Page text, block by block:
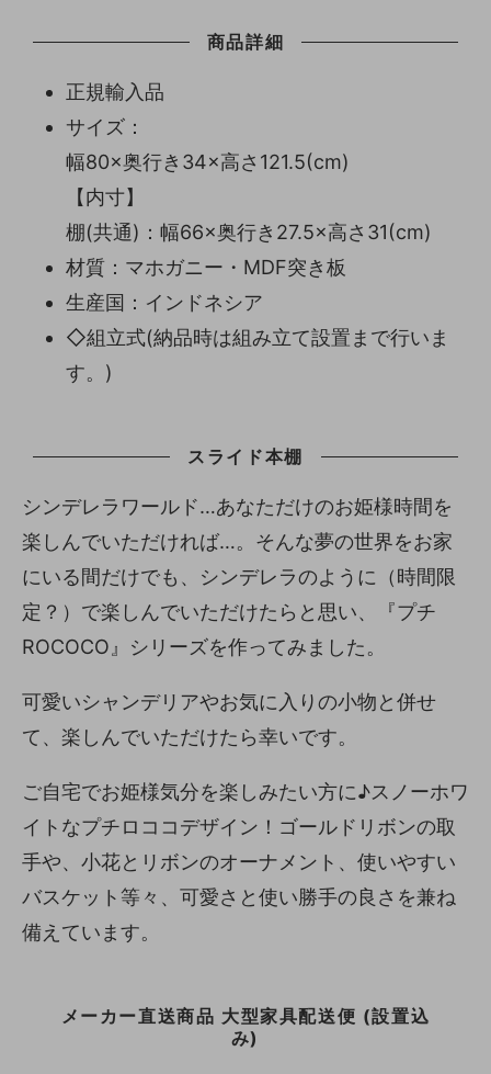
商品詳細
正規輸入品
サイズ：
幅80×奥行き34×高さ121.5(cm)
【内寸】
棚(共通)：幅66×奥行き27.5×高さ31(cm)
材質：マホガニー・MDF突き板
生産国：インドネシア
◇組立式(納品時は組み立て設置まで行いま
す。)
スライド本棚
シンデレラワールド…あなただけのお姫様時間を
楽しんでいただければ…。そんな夢の世界をお家
にいる間だけでも、シンデレラのように（時間限
定？）で楽しんでいただけたらと思い、『プチ
ROCOCO』シリーズを作ってみました。
可愛いシャンデリアやお気に入りの小物と併せ
て、楽しんでいただけたら幸いです。
ご自宅でお姫様気分を楽しみたい方に♪スノーホワ
イトなプチロココデザイン！ゴールドリボンの取
手や、小花とリボンのオーナメント、使いやすい
バスケット等々、可愛さと使い勝手の良さを兼ね
備えています。
メーカー直送商品 大型家具配送便 (設置込
み)